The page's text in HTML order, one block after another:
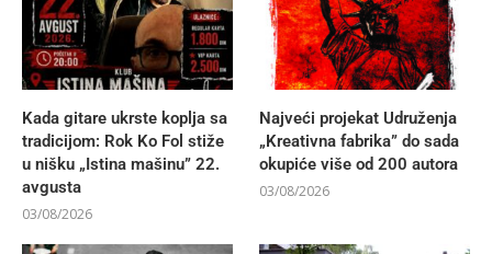
Kada gitare ukrste koplja sa
tradicijom: Rok Ko Fol stiže
u nišku „Istina mašinu” 22.
avgusta
03/08/2026
Najveći projekat Udruženja
„Kreativna fabrika” do sada
okupiće više od 200 autora
03/08/2026